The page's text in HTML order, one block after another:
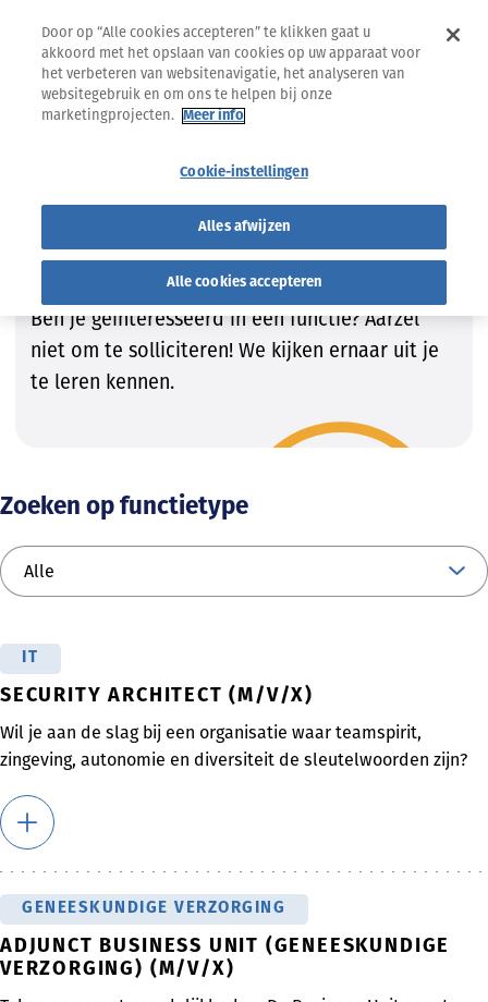
Vind de job die bij JOU past!
Wij zijn steeds op zoek naar getalenteerde
kandidaten om onze teams te vervolledigen.
Ben je geïnteresseerd in een functie? Aarzel
niet om te solliciteren! We kijken ernaar uit je
te leren kennen.
Zoeken op functietype
IT
SECURITY ARCHITECT (M/V/X)
Wil je aan de slag bij een organisatie waar teamspirit,
zingeving, autonomie en diversiteit de sleutelwoorden zijn?
GENEESKUNDIGE VERZORGING
ADJUNCT BUSINESS UNIT (GENEESKUNDIGE
VERZORGING) (M/V/X)
Door op “Alle cookies accepteren” te klikken gaat u
akkoord met het opslaan van cookies op uw apparaat voor
het verbeteren van websitenavigatie, het analyseren van
websitegebruik en om ons te helpen bij onze
marketingprojecten.
Meer info
Cookie-instellingen
Alles afwijzen
Alle cookies accepteren